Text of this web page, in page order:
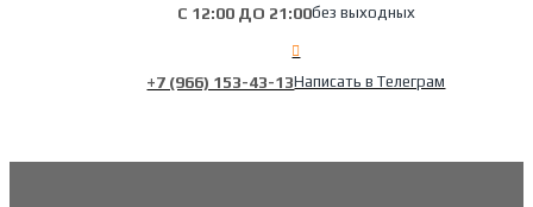
С 12:00 ДО 21:00без выходных
+7 (966) 153-43-13Написать в Телеграм